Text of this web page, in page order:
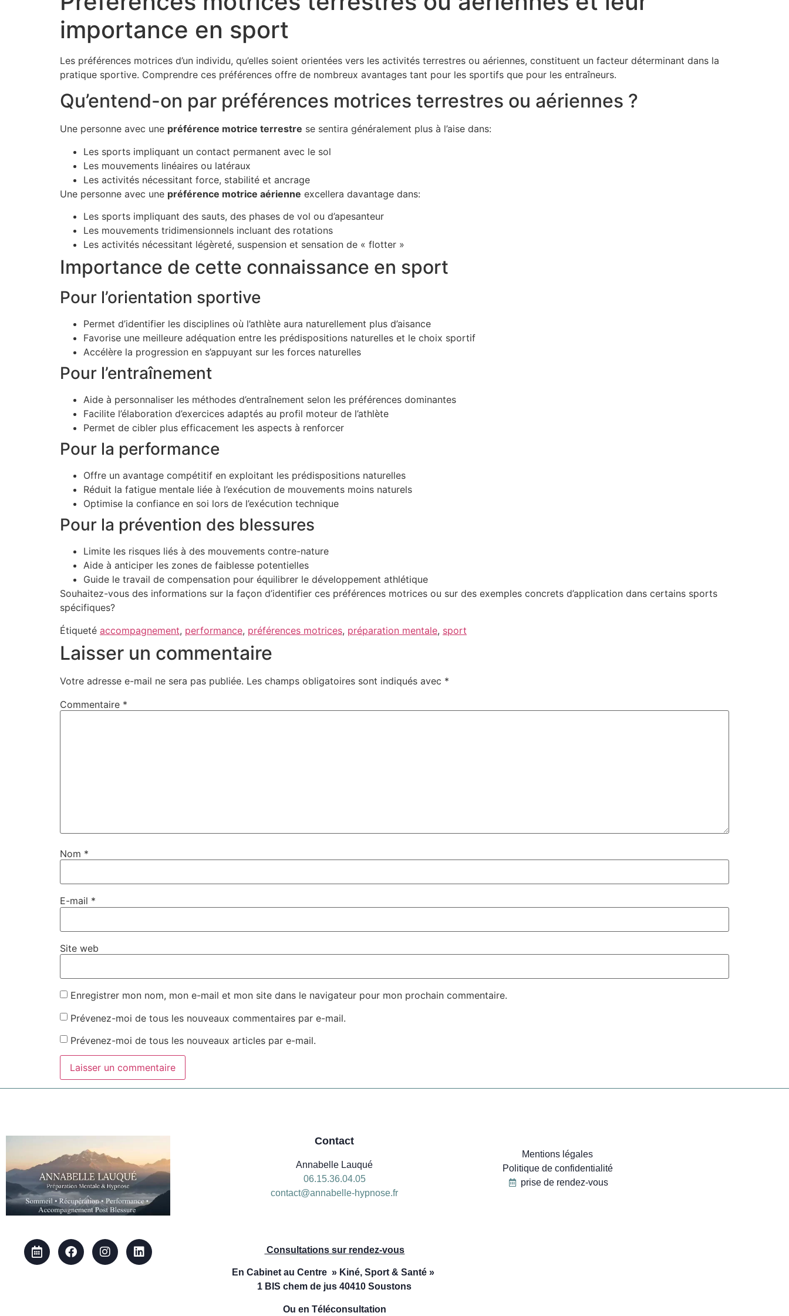
importance en sport
Les préférences motrices d’un individu, qu’elles soient orientées vers les activités terrestres ou aériennes, constituent un facteur déterminant dans la
pratique sportive. Comprendre ces préférences offre de nombreux avantages tant pour les sportifs que pour les entraîneurs.
Qu’entend-on par préférences motrices terrestres ou aériennes ?
Une personne avec une préférence motrice terrestre se sentira généralement plus à l’aise dans:
Les sports impliquant un contact permanent avec le sol
Les mouvements linéaires ou latéraux
Les activités nécessitant force, stabilité et ancrage
Une personne avec une préférence motrice aérienne excellera davantage dans:
Les sports impliquant des sauts, des phases de vol ou d’apesanteur
Les mouvements tridimensionnels incluant des rotations
Les activités nécessitant légèreté, suspension et sensation de « flotter »
Importance de cette connaissance en sport
Pour l’orientation sportive
Permet d’identifier les disciplines où l’athlète aura naturellement plus d’aisance
Favorise une meilleure adéquation entre les prédispositions naturelles et le choix sportif
Accélère la progression en s’appuyant sur les forces naturelles
Pour l’entraînement
Aide à personnaliser les méthodes d’entraînement selon les préférences dominantes
Facilite l’élaboration d’exercices adaptés au profil moteur de l’athlète
Permet de cibler plus efficacement les aspects à renforcer
Pour la performance
Offre un avantage compétitif en exploitant les prédispositions naturelles
Réduit la fatigue mentale liée à l’exécution de mouvements moins naturels
Optimise la confiance en soi lors de l’exécution technique
Pour la prévention des blessures
Limite les risques liés à des mouvements contre-nature
Aide à anticiper les zones de faiblesse potentielles
Guide le travail de compensation pour équilibrer le développement athlétique
Souhaitez-vous des informations sur la façon d’identifier ces préférences motrices ou sur des exemples concrets d’application dans certains sports
spécifiques?
Étiqueté accompagnement, performance, préférences motrices, préparation mentale, sport
Laisser un commentaire
Votre adresse e-mail ne sera pas publiée. Les champs obligatoires sont indiqués avec *
Commentaire *
Nom *
E-mail *
Site web
Enregistrer mon nom, mon e-mail et mon site dans le navigateur pour mon prochain commentaire.
Prévenez-moi de tous les nouveaux commentaires par e-mail.
Prévenez-moi de tous les nouveaux articles par e-mail.
Contact
Annabelle Lauqué
06.15.36.04.05
contact@annabelle-hypnose.fr
Consultations sur rendez-vous
En Cabinet au Centre » Kiné, Sport & Santé »
1 BIS chem de jus 40410 Soustons
Ou en Téléconsultation
Mentions légales
Politique de confidentialité
prise de rendez-vous